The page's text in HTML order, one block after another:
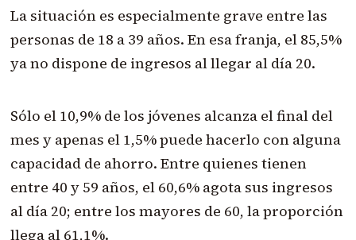
La situación es especialmente grave entre las
personas de 18 a 39 años. En esa franja, el 85,5%
ya no dispone de ingresos al llegar al día 20.
Sólo el 10,9% de los jóvenes alcanza el final del
mes y apenas el 1,5% puede hacerlo con alguna
capacidad de ahorro. Entre quienes tienen
entre 40 y 59 años, el 60,6% agota sus ingresos
al día 20; entre los mayores de 60, la proporción
llega al 61,1%.